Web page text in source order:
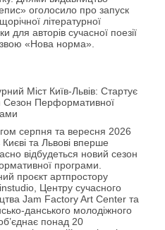
оголосило про запуск
літературної
для авторів сучасної поезії
«Нова норма».
Міст Київ-Львів: Стартує
Сезон Перформативної
серпня та вересня 2026
Києві та Львові вперше
відбудеться новий сезон
програми.
проєкт артпростору
Центру сучасного
Jam Factory Art Center та
данського молодіжного
понад 20